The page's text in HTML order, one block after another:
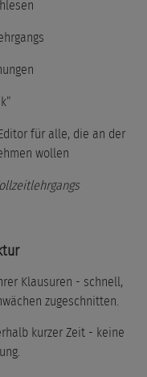
für alle, die an der
wollen
Klausuren - schnell,
zugeschnitten.
kurzer Zeit - keine